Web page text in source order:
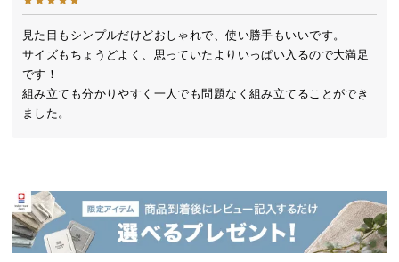
送
料
に
つ
い
て
商
品
の
見た目もシンプルだけどおしゃれで、使い勝手もいいです。
サイズもちょうどよく、思っていたよりいっぱい入るので大満足
です！
組み立ても分かりやすく一人でも問題なく組み立てることができ
ました。